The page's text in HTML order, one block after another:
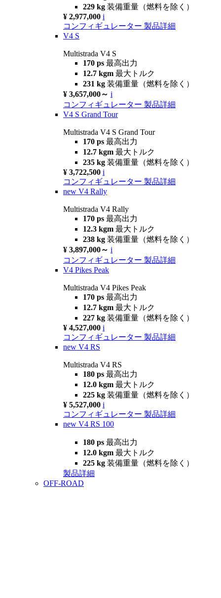
229 kg 装備重量（燃料を除く）
¥ 2,977,000 i
コンフィギュレーター 製品詳細
V4 S
Multistrada V4 S
170 ps 最高出力
12.7 kgm 最大トルク
231 kg 装備重量（燃料を除く）
¥ 3,657,000～ i
コンフィギュレーター 製品詳細
V4 S Grand Tour
Multistrada V4 S Grand Tour
170 ps 最高出力
12.7 kgm 最大トルク
235 kg 装備重量（燃料を除く）
¥ 3,722,500 i
コンフィギュレーター 製品詳細
new V4 Rally
Multistrada V4 Rally
170 ps 最高出力
12.3 kgm 最大トルク
238 kg 装備重量（燃料を除く）
¥ 3,897,000～ i
コンフィギュレーター 製品詳細
V4 Pikes Peak
Multistrada V4 Pikes Peak
170 ps 最高出力
12.7 kgm 最大トルク
227 kg 装備重量（燃料を除く）
¥ 4,527,000 i
コンフィギュレーター 製品詳細
new V4 RS
Multistrada V4 RS
180 ps 最高出力
12.0 kgm 最大トルク
225 kg 装備重量（燃料を除く）
¥ 5,527,000 i
コンフィギュレーター 製品詳細
new V4 RS 100
180 ps 最高出力
12.0 kgm 最大トルク
225 kg 装備重量（燃料を除く）
製品詳細
OFF-ROAD